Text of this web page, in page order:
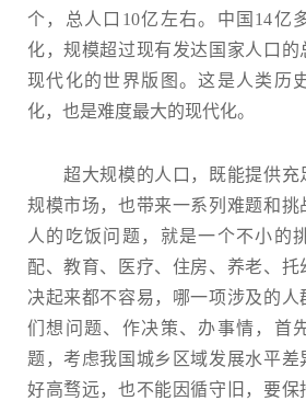
个，总人口10亿左右。中国14亿
化，规模超过现有发达国家人口的
现代化的世界版图。这是人类历
化，也是难度最大的现代化。
超大规模的人口，既能提供充
规模市场，也带来一系列难题和挑
人的吃饭问题，就是一个不小的
配、教育、医疗、住房、养老、
决起来都不容易，哪一项涉及的
们想问题、作决策、办事情，首
题，考虑我国城乡区域发展水平差
好高骛远，也不能因循守旧，要保